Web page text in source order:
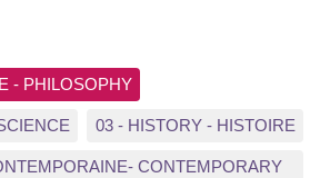
- PHILOSOPHY
03 - HISTORY - HISTOIRE
CONTEMPORARY